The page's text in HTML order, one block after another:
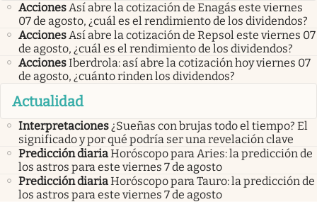
AccionesAsí abre la cotización de Enagás este viernes
07 de agosto, ¿cuál es el rendimiento de los dividendos?
AccionesAsí abre la cotización de Repsol este viernes 07
de agosto, ¿cuál es el rendimiento de los dividendos?
AccionesIberdrola: así abre la cotización hoy viernes 07
de agosto, ¿cuánto rinden los dividendos?
Actualidad
Interpretaciones¿Sueñas con brujas todo el tiempo? El
significado y por qué podría ser una revelación clave
Predicción diariaHoróscopo para Aries: la predicción de
los astros para este viernes 7 de agosto
Predicción diariaHoróscopo para Tauro: la predicción de
los astros para este viernes 7 de agosto